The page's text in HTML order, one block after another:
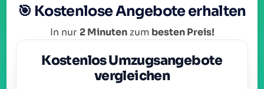
🎯 Kostenlose Angebote erhalten
In nur2 Minutenzum besten Preis!
Kostenlos Umzugsangebote
vergleichen